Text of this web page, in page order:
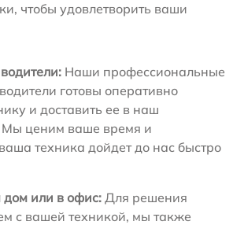
чтобы удовлетворить ваши
Наши профессиональные
готовы оперативно
и доставить ее в наш
Мы ценим ваше время и
техника дойдет до нас быстро
или в офис: Для решения
с вашей техникой, мы также